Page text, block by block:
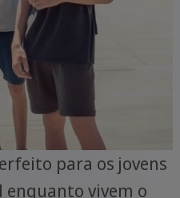
para os jovens
vivem o